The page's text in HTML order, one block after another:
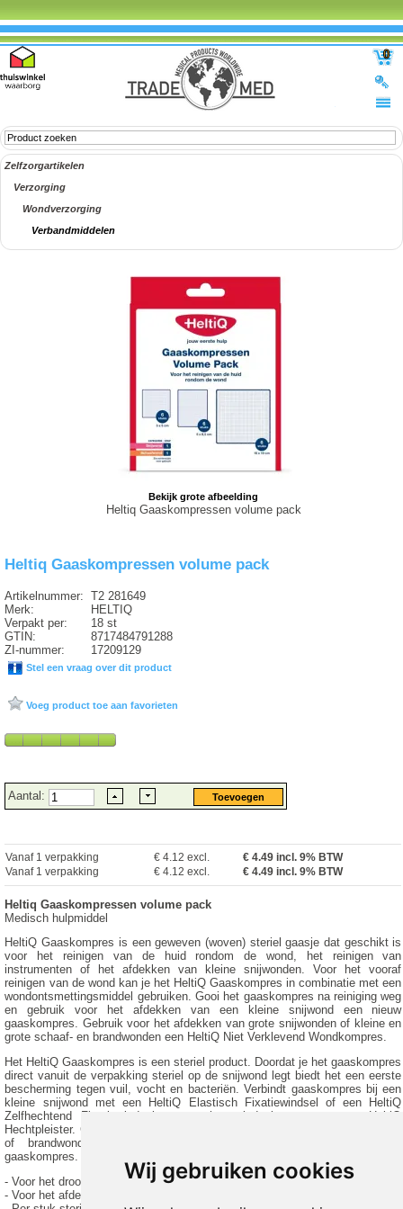
Wij gebruiken cookies
0
Zelfzorgartikelen
Verzorging
Wondverzorging
Verbandmiddelen
Bekijk grote afbeelding
Heltiq Gaaskompressen volume pack
Heltiq Gaaskompressen volume pack
Artikelnummer:
Merk:
Verpakt per:
GTIN:
ZI-nummer:
T2 281649
HELTIQ
18 st
8717484791288
17209129
Stel een vraag over dit product
Voeg product toe aan favorieten
Aantal:
Vanaf 1 verpakking € 4.12 excl. €4.49 incl. 9% BTW
Vanaf 1 verpakking
€ 4.12 excl. € 4.49 incl. 9% BTW
Heltiq Gaaskompressen volume pack
Medisch hulpmiddel
HeltiQ Gaaskompres is een geweven (woven) steriel gaasje dat geschikt is
voor het reinigen van de huid rondom de wond, het reinigen van
instrumenten of het afdekken van kleine snijwonden. Voor het vooraf
reinigen van de wond kan je het HeltiQ Gaaskompres in combinatie met een
wondontsmettingsmiddel gebruiken. Gooi het gaaskompres na reiniging weg
en gebruik voor het afdekken van een kleine snijwond een nieuw
gaaskompres. Gebruik voor het afdekken van grote snijwonden of kleine en
grote schaaf- en brandwonden een HeltiQ Niet Verklevend Wondkompres.
Het HeltiQ Gaaskompres is een steriel product. Doordat je het gaaskompres
direct vanuit de verpakking steriel op de snijwond legt biedt het een eerste
bescherming tegen vuil, vocht en bacteriën. Verbindt gaaskompres bij een
kleine snijwond met een HeltiQ Elastisch Fixatiewindsel of een HeltiQ
Zelfhechtend Fixatiewindsel en zet het windsel vast met een HeltiQ
Hechtpleister. Gebruik bij een grote snijwond of een kleine en grote schaaf-
of brandwond altijd een niet verklevend wondkompres en geen
gaaskompres.
- Voor het droogdeppen van snij- en schaafwonden
- Voor het afdekken van kleine snijwonden